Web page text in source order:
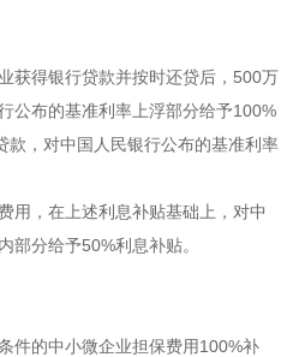
获得银行贷款并按时还贷后，500万
公布的基准利率上浮部分给予100%
款，对中国人民银行公布的基准利率
用，在上述利息补贴基础上，对中
部分给予50%利息补贴。
件的中小微企业担保费用100%补